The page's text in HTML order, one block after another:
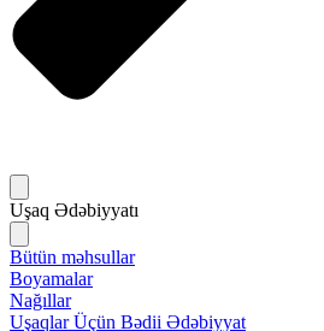
Uşaq Ədəbiyyatı
Bütün məhsullar
Boyamalar
Nağıllar
Uşaqlar Üçün Bədii Ədəbiyyat